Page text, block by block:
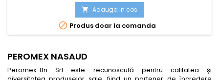
 Adauga in cos
 Produs doar la comanda
PEROMEX NASAUD
Peromex-Bn Srl este recunoscută pentru calitatea și